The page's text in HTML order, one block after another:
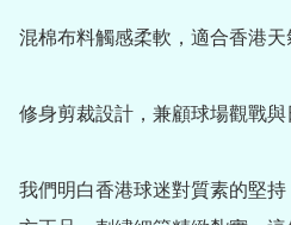
混棉布料觸感柔軟，適合香港
修身剪裁設計，兼顧球場觀戰與
我們明白香港球迷對質素的堅